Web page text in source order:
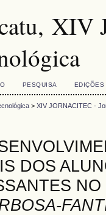
XIV
PESQUISA EDIÇÕES
> XIV JORNACITEC -
DOS